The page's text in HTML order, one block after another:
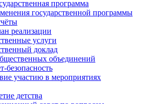
программа
государственной программы
реализации
услуги
доклад
объединений
безопасность
участию в мероприятиях
детства